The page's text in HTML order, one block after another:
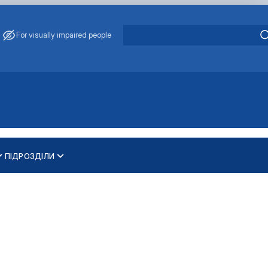
For visually impaired people
ПІДРОЗДІЛИ